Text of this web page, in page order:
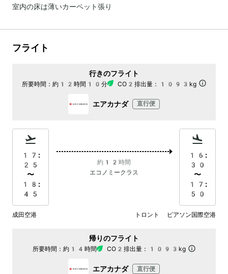
室内の床は薄いカーペット張り
フライト
行きのフライト
所要時間： 約12時間10分 CO2排出量： 1093kg
エアカナダ 直行便
17:
25
〜
18:
45
約12時間
エコノミークラス
16:
30
〜
17:
50
成田空港 トロント ピアソン国際空港
帰りのフライト
所要時間： 約14時間 CO2排出量： 1093kg
エアカナダ 直行便